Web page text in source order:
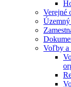
Verejné
Územný
Voľby a